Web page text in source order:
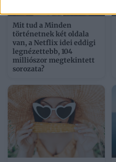
Mit tud a Minden
történetnek két oldala
van, a Netflix idei eddigi
legnézettebb, 104
milliószor megtekintett
sorozata?